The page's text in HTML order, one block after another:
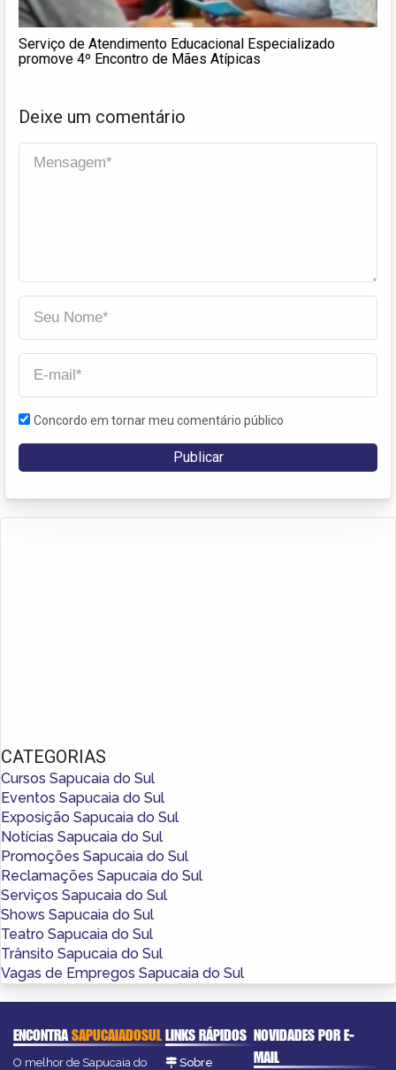
Serviço de Atendimento Educacional Especializado
promove 4º Encontro de Mães Atípicas
Deixe um comentário
Concordo em tornar meu comentário público
CATEGORIAS
Cursos Sapucaia do Sul
Eventos Sapucaia do Sul
Exposição Sapucaia do Sul
Notícias Sapucaia do Sul
Promoções Sapucaia do Sul
Reclamações Sapucaia do Sul
Serviços Sapucaia do Sul
Shows Sapucaia do Sul
Teatro Sapucaia do Sul
Trânsito Sapucaia do Sul
Vagas de Empregos Sapucaia do Sul
ENCONTRASAPUCAIADOSUL
O melhor de Sapucaia do
LINKS RÁPIDOS
Sobre
NOVIDADES POR E-
MAIL